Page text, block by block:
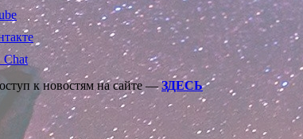
к новостям на сайте —ЗДЕСЬ